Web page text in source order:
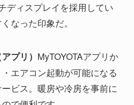
ディスプレイを採用してい
なった印象だ。
プリ） MyTOYOTAアプリか
エアコン起動が可能になる
ビス。暖房や冷房を事前に